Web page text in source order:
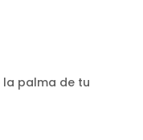
la palma de tu